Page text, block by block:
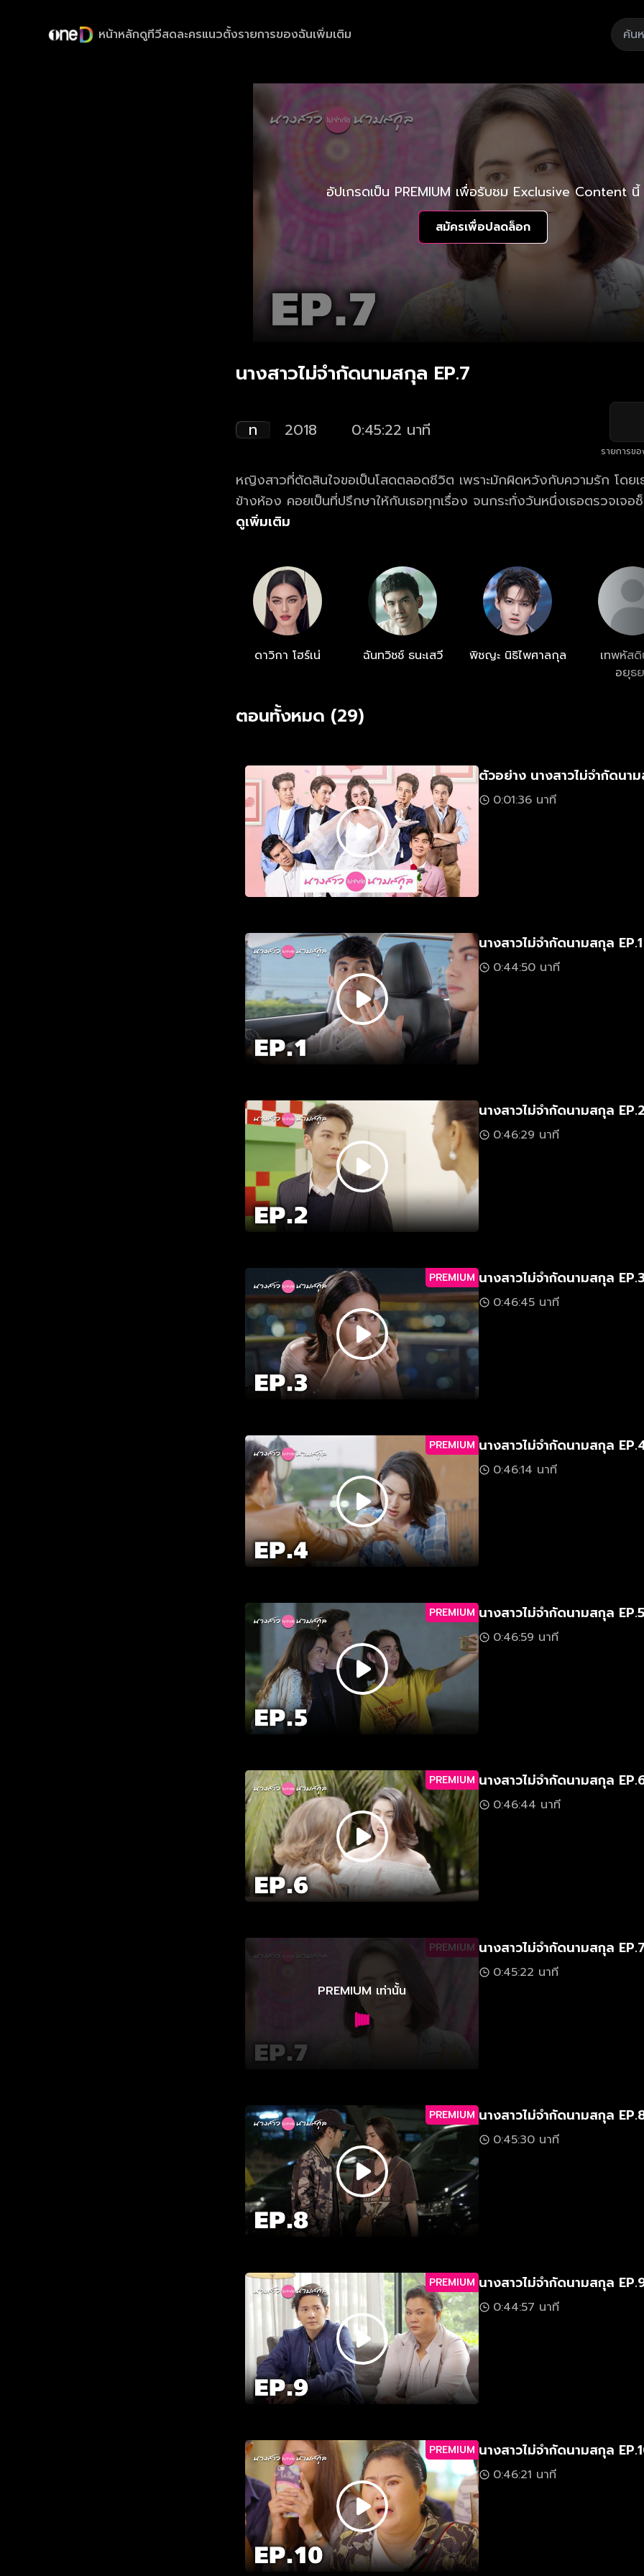
หน้าหลักดูทีวีสดละครแนวตั้งรายการของฉันเพิ่มเติม
อัปเกรดเป็น PREMIUM เพื่อรับชม Exclusive Content นี้
สมัครเพื่อปลดล็อก
นางสาวไม่จำกัดนามสกุล EP.7
ท 2018 0:45:22 นาที
รายการข
หญิงสาวที่ตัดสินใจขอเป็นโสดตลอดชีวิต เพราะมักผิดหวังกับความรัก โดยเ
ข้างห้อง คอยเป็นที่ปรึกษาให้กับเธอทุกเรื่อง จนกระทั่งวันหนึ่งเธอตรวจเจ
ในมดลูก และวิธีเดียวที่จะทำให้เธอหายขาดได้นั้น คือ เธอจะต้องมีลูก ภารกิจ
ดูเพิ่มเติม
ดาวิกา โฮร์เน่ ฉันทวิชช์ ธนะเสวี พิชญะ นิธิไพศาลกุล
เทพหัส
อยุธ
ตอนทั้งหมด (29)
ตัวอย่าง นางสาวไม่จำกัดนา
0:01:36 นาที
นางสาวไม่จำกัดนามสกุล EP.1
0:44:50 นาที
นางสาวไม่จำกัดนามสกุล
0:46:29 นาที
PREMIUM นางสาวไม่จำกัดนามสกุล
0:46:45 นาที
PREMIUM นางสาวไม่จำกัดนามสกุล
0:46:14 นาที
PREMIUM นางสาวไม่จำกัดนามสกุล EP.5
0:46:59 นาที
PREMIUM นางสาวไม่จำกัดนามสกุล
0:46:44 นาที
PREMIUM
PREMIUM เท่านั้น
นางสาวไม่จำกัดนามสกุล
0:45:22 นาที
PREMIUM นางสาวไม่จำกัดนามสกุล
0:45:30 นาที
PREMIUM นางสาวไม่จำกัดนามสกุล
0:44:57 นาที
PREMIUM นางสาวไม่จำกัดนามสกุล
0:46:21 นาที